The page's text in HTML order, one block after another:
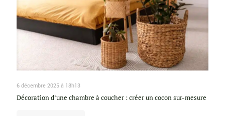
6 décembre 2025 à 18h13
Décoration d’une chambre à coucher : créer un cocon sur-mesure